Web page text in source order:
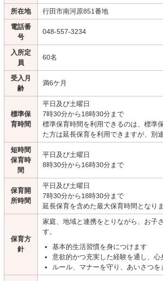
所在地
行田市南河原851番地
電話番
号
048-557-3234
入所定
員
60名
受入月
齢
満6ケ月
標準保
育時間
平日及び土曜日
7時30分から18時30分まで
標準保育時間を利用できるのは、標準
た方は延長保育を利用できますが、別
短時間
保育時
間
平日及び土曜日
8時30分から16時30分まで
保育開
所時間
平日及び土曜日
7時30分から18時30分まで
延長保育を含めた最大保育時間となりま
保育方
針
家庭、地域と連携をとりながら、お子
す。
基本的生活習慣を身につけます
意欲的かつ充実した経験を通し、
ルール、マナーを守り、あいさつを